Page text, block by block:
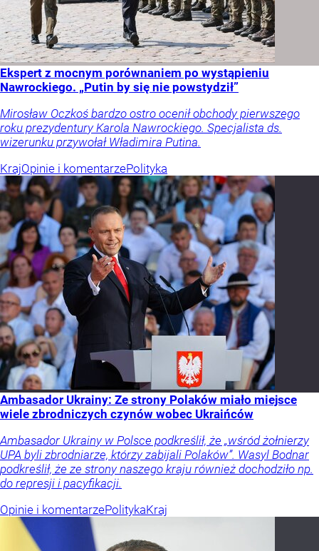
Ekspert z mocnym porównaniem po wystąpieniu
Nawrockiego. „Putin by się nie powstydził”
Mirosław Oczkoś bardzo ostro ocenił obchody pierwszego
roku prezydentury Karola Nawrockiego. Specjalista ds.
wizerunku przywołał Władimira Putina.
KrajOpinie i komentarzePolityka
Ambasador Ukrainy: Ze strony Polaków miało miejsce
wiele zbrodniczych czynów wobec Ukraińców
Ambasador Ukrainy w Polsce podkreślił, że „wśród żołnierzy
UPA byli zbrodniarze, którzy zabijali Polaków”. Wasyl Bodnar
podkreślił, że ze strony naszego kraju również dochodziło np.
do represji i pacyfikacji.
Opinie i komentarzePolitykaKraj